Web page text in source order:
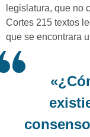
legislatura, que no
Cortes 215 textos
que se encontrara